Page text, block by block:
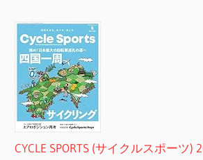
CYCLE SPORTS (サイクルスポーツ)